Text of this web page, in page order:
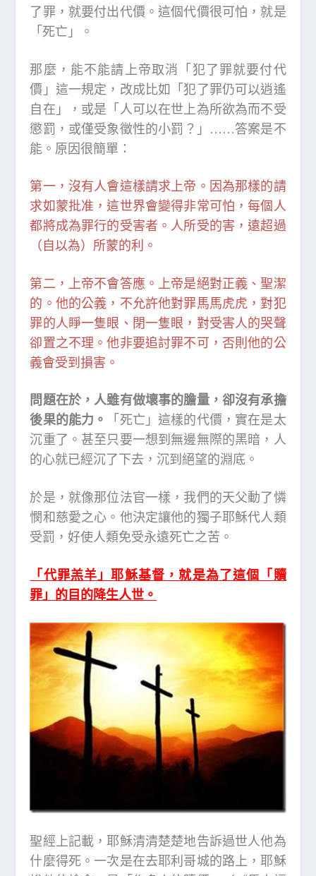
了罪，就要付出代價。這個代價很可怕，就是
「死亡」。
那麼，能不能請上帝取消「犯了罪就要付代
價」這一規定，改成比如「犯了罪仍可以逍遙
自在」，或是「人可以在世上為所欲為而不受
懲罰，或僅受象徵性的小罰？」……答案是不
能。原因很簡單：
第一，沒有人會這樣請求上帝。因為那樣的請
求如蒙批准，這世界會變得非常可怕，每個人
都將成為罪行的受害者。人所受的害，遠超過
（自以為）所蒙的利。
第二，上帝不會答應。上帝是絕對正義、聖潔
的。他的公義，不允許他對罪馬馬虎虎，對犯
罪的人睜一隻眼、閉一隻眼，對受害人的哭聲
卻置之不理。他非要追討罪不可，否則他的公
義會受到損害。
問題在於，人雖有做壞事的膽量，卻沒有承擔
後果的能力。
「死亡」這樣的代價，實在是太
沉重了。甚至只要一想到無邊無際的黑暗，人
的心就已經沉了下去，沉到絕望的淵底。
於是，就像那位法官一樣，我們的天父動了憐
憫和慈愛之心。他決定讓他的獨子耶穌代人類
受罰，好使人類免受永遠死亡之苦。
「代罪羔羊」耶穌基督，就是為了這個「贖
罪」的目的降生人世。
聖經上記載，耶穌清清楚楚地告訴過世人他為
什麼得死。一次是在去耶利哥城的路上，耶穌